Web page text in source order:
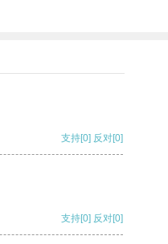
支持[0] 反对[0]
支持[0] 反对[0]